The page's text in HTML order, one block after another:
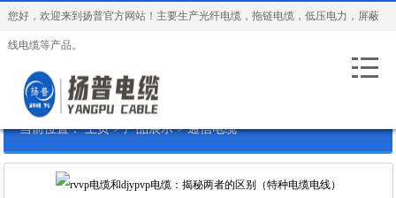
您好，欢迎来到扬普官方网站！主要生产光纤电缆，拖链电缆，低压电力，屏蔽
线电缆等产品。
当前位置：主页>产品展示>通信电缆